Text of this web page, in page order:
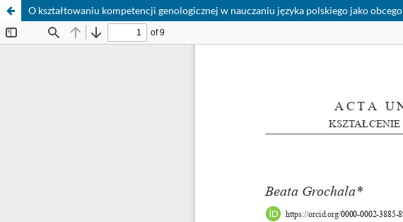
O kształtowaniu kompetencji genologicznej w nauczaniu języka polskiego jako obcego